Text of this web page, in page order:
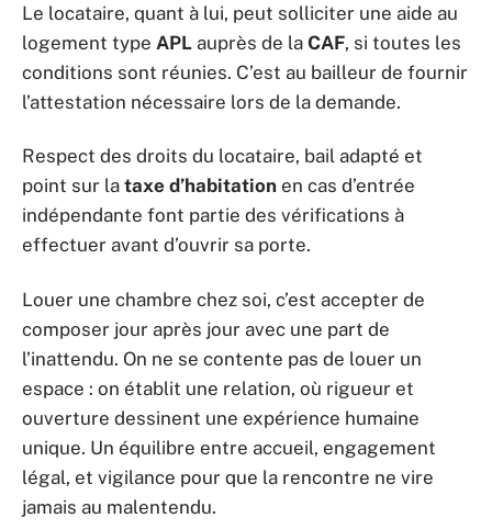
Le locataire, quant à lui, peut solliciter une aide au
logement type APL auprès de la CAF, si toutes les
conditions sont réunies. C’est au bailleur de fournir
l’attestation nécessaire lors de la demande.
Respect des droits du locataire, bail adapté et
point sur la taxe d’habitation en cas d’entrée
indépendante font partie des vérifications à
effectuer avant d’ouvrir sa porte.
Louer une chambre chez soi, c’est accepter de
composer jour après jour avec une part de
l’inattendu. On ne se contente pas de louer un
espace : on établit une relation, où rigueur et
ouverture dessinent une expérience humaine
unique. Un équilibre entre accueil, engagement
légal, et vigilance pour que la rencontre ne vire
jamais au malentendu.